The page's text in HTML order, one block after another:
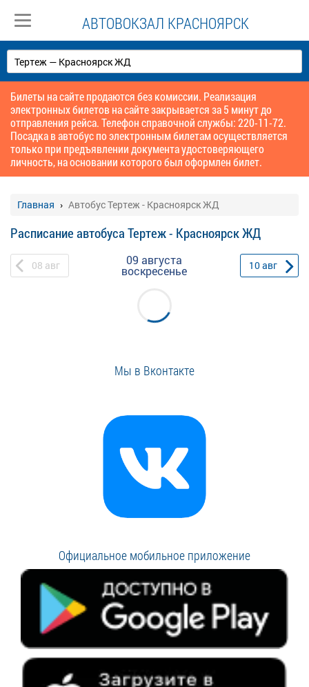
АВТОВОКЗАЛ КРАСНОЯРСК
Билеты на сайте продаются без комиссии. Реализация
электронных билетов на сайте закрывается за 5 минут до
отправления рейса. Телефон справочной службы: 220-11-72.
Посадка в автобус по электронным билетам осуществляется
только при предъявлении документа удостоверяющего
личность, на основании которого был оформлен билет.
Главная Автобус Тертеж - Красноярск ЖД
Расписание автобуса Тертеж - Красноярск ЖД
08 авг 09 августа
воскресенье 10авг
Мы в Вконтакте
Официальное мобильное приложение